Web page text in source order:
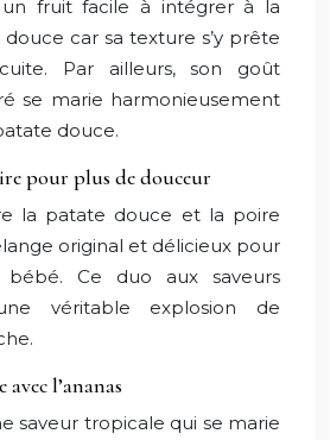
fruit facile à intégrer à la
car sa texture s’y prête
Par ailleurs, son goût
se marie harmonieusement
douce.
pour plus de douceur
la patate douce et la poire
original et délicieux pour
Ce duo aux saveurs
véritable explosion de
l’ananas
saveur tropicale qui se marie